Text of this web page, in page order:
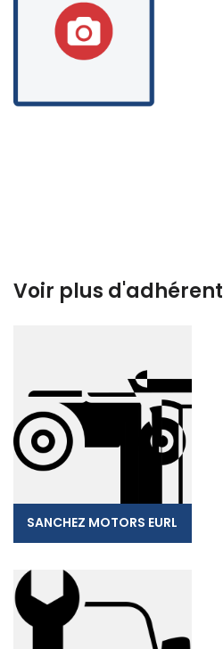
Voir plus
SANCHEZ MOTORS EURL